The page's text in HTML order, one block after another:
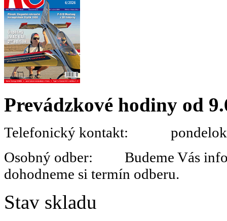
Prevádzkové hodiny od
Telefonický kontakt:
Osobný odber: Budeme Vás
dohodneme si termín odberu.
Stav skladu